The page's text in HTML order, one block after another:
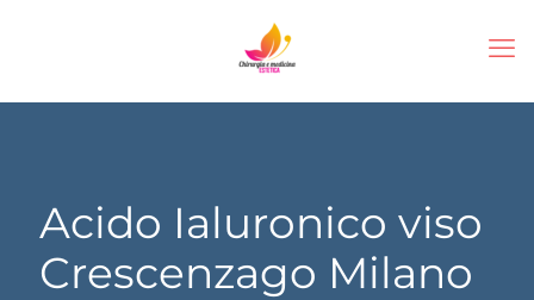
Acido Ialuronico viso
Crescenzago Milano